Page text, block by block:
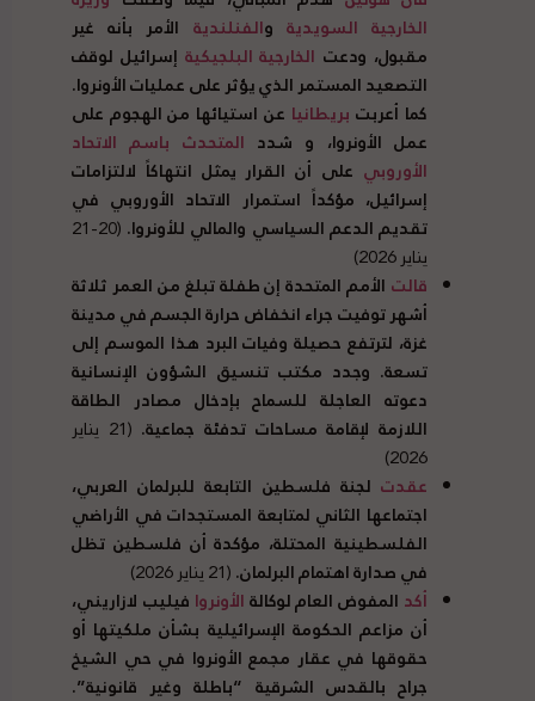
الخارجية السويدية والفنلندية الأمر بأنه غير
مقبول، ودعت الخارجية البلجيكية إسرائيل لوقف
التصعيد المستمر الذي يؤثر على عمليات الأونروا.
كما أعربت بريطانيا عن استيائها من الهجوم على
عمل الأونروا، و شدد المتحدث باسم الاتحاد
الأوروبي على أن القرار يمثل انتهاكاً لالتزامات
إسرائيل، مؤكداً استمرار الاتحاد الأوروبي في
تقديم الدعم السياسي والمالي للأونروا.
(20-21
يناير 2026)
قالت الأمم المتحدة إن طفلة تبلغ من العمر ثلاثة
أشهر توفيت جراء انخفاض حرارة الجسم في مدينة
غزة، لترتفع حصيلة وفيات البرد هذا الموسم إلى
تسعة. وجدد مكتب تنسيق الشؤون الإنسانية
دعوته العاجلة للسماح بإدخال مصادر الطاقة
اللازمة لإقامة مساحات تدفئة جماعية.
(21 يناير
2026)
عقدت لجنة فلسطين التابعة للبرلمان العربي،
اجتماعها الثاني لمتابعة المستجدات في الأراضي
الفلسطينية المحتلة، مؤكدة أن فلسطين تظل
في صدارة اهتمام البرلمان.(21 يناير 2026)
أكد المفوض العام لوكالةالأونروا فيليب لازاريني،
أن مزاعم الحكومة الإسرائيلية بشأن ملكيتها أو
حقوقها في عقار مجمع الأونروا في حي الشيخ
جراح بالقدس الشرقية “باطلة وغير قانونية”.